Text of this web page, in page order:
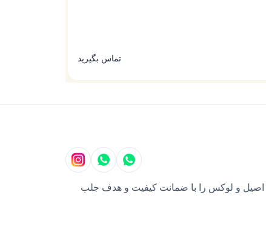
تماس بگیرید
محصولات اصیل و لوکس را با ضمانت کیفیت و هدف جلب